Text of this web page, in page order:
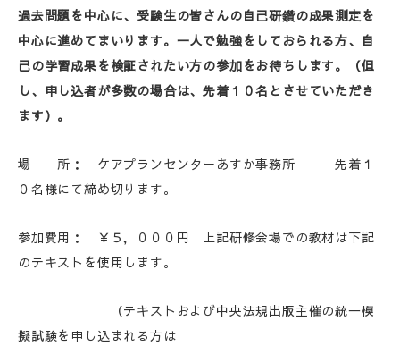
過去問題を中心に、受験生の皆さんの自己研鑽の成果測定を
中心に進めてまいります。一人で勉強をしておられる方、自
己の学習成果を検証されたい方の参加をお待ちします。（但
し、申し込者が多数の場合は、先着１０名とさせていただき
ます）。
場 所： ケアプランセンターあすか事務所 先着１
０名様にて締め切ります。
参加費用： ￥５，０００円 上記研修会場での教材は下記
のテキストを使用します。
（テキストおよび中央法規出版主催の統一模
擬試験を申し込まれる方は